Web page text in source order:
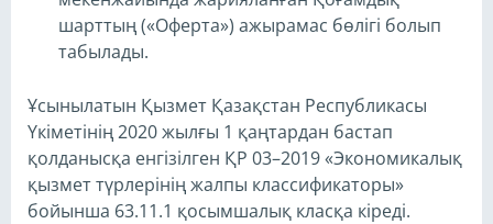
шарттың («Оферта») ажырамас бөлігі болып
табылады.
Ұсынылатын Қызмет Қазақстан Республикасы
Үкіметінің 2020 жылғы 1 қаңтардан бастап
қолданысқа енгізілген ҚР 03–2019 «Экономикалық
қызмет түрлерінің жалпы классификаторы»
бойынша 63.11.1 қосымшалық класқа кіреді.